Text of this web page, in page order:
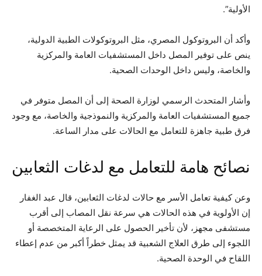
الأولية”.
وأكد أن البروتوكول المصري، مثل البروتوكولات الطبية الدولية،
ينص على توفير المصل داخل المستشفيات العامة والمركزية
والخاصة، وليس داخل الوحدات الصحية.
وأشار المتحدث الرسمي لوزارة الصحة إلى أن المصل متوفر في
جميع المستشفيات العامة والمركزية والنموذجية والخاصة، مع وجود
فرق طبية جاهزة للتعامل مع الحالات على مدار الساعة.
نصائح هامة للتعامل مع لدغات الثعابين
وعن كيفية تعامل الأسر مع حالات لدغات الثعابين، قال عبد الغفار
إن الأولوية في هذه الحالات هي سرعة نقل المصاب إلى أقرب
مستشفى مجهز، لأن تأخير الحصول على الرعاية المتخصصة أو
اللجوء إلى طرق العلاج الشعبية قد يمثل خطراً أكبر من عدم إعطاء
اللقاح في الوحدة الصحية.